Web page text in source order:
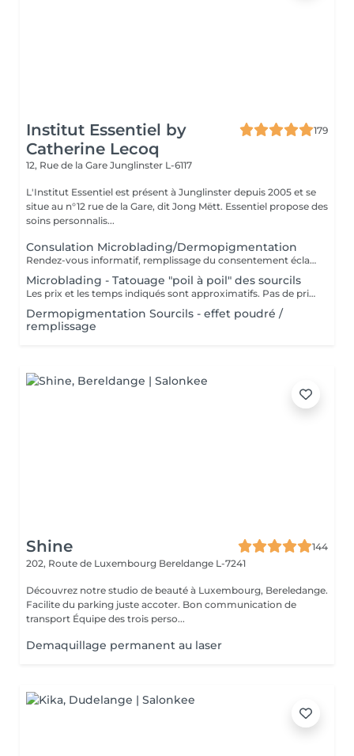
Institut Essentiel by
Catherine Lecoq
179
12, Rue de la Gare Junglinster L-6117
L'Institut Essentiel est présent à Junglinster depuis 2005 et se
situe au n°12 rue de la Gare, dit Jong Mëtt. Essentiel propose des
soins personnalis...
Consulation Microblading/Dermopigmentation
Rendez-vous informatif, remplissage du consentement éclairé pour la réalisation d'un acte de tatouage. Évaluation du tatouage à réaliser, choix de la technique la mieux adaptée. La consultation est considérée comme un acompte si prise de rendez-vous pour le tatouage endéans les 15 jours.
Microblading - Tatouage "poil à poil" des sourcils
Les prix et les temps indiqués sont approximatifs. Pas de prise de rendez-vous sans consultation préalable. Réservable en ligne ou par téléphone.
Dermopigmentation Sourcils - effet poudré /
remplissage
Shine
144
202, Route de Luxembourg Bereldange L-7241
Découvrez notre studio de beauté à Luxembourg, Bereledange.
Facilite du parking juste accoter. Bon communication de
transport Équipe des trois perso...
Demaquillage permanent au laser